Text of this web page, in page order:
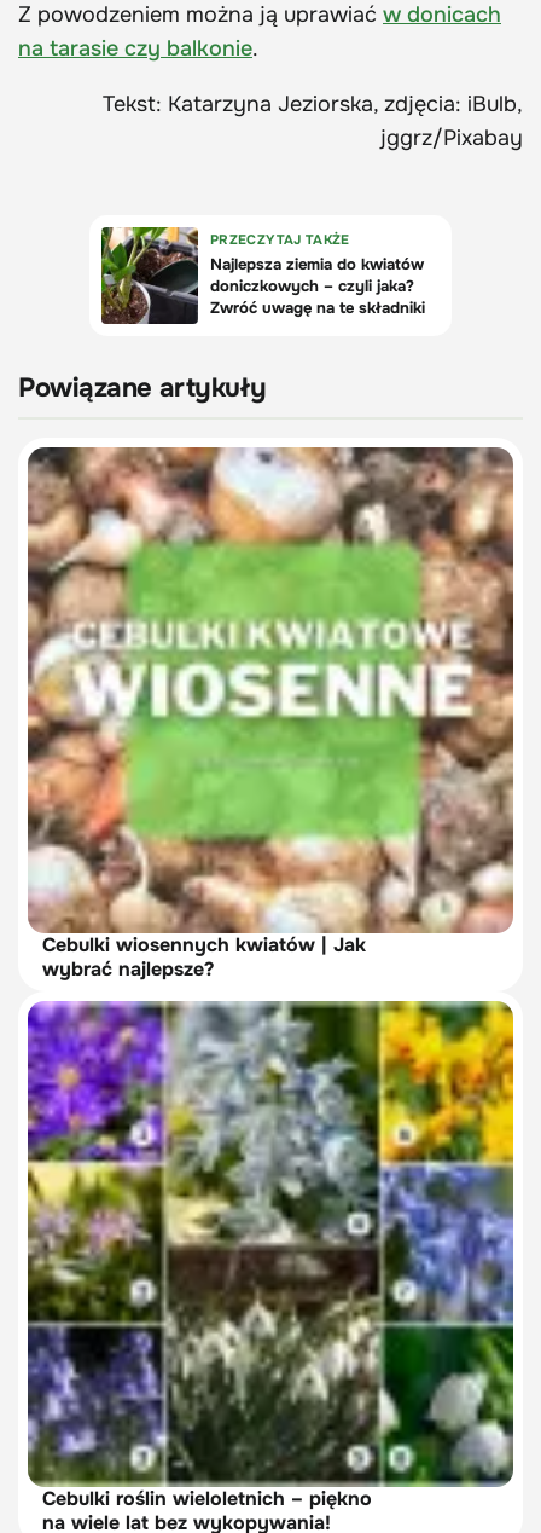
Z powodzeniem można ją uprawiać w donicach
na tarasie czy balkonie.
Tekst: Katarzyna Jeziorska, zdjęcia: iBulb,
jggrz/Pixabay
Powiązane artykuły
Cebulki wiosennych kwiatów | Jak
wybrać najlepsze?
Cebulki roślin wieloletnich – piękno
na wiele lat bez wykopywania!